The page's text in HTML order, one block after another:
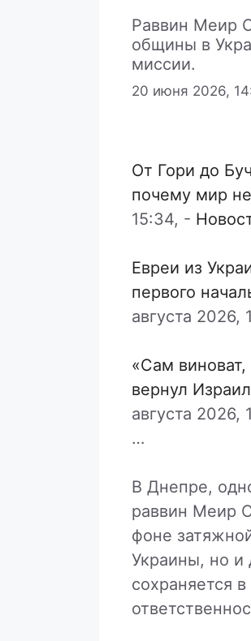
Раввин Меир
общины в
миссии.
20 июня 2026,
От Гори до
почему мир
15:34, -
Евреи из
первого
августа 2026,
«Сам
вернул
августа 2026,
…
В Днепре,
раввин Меир
фоне
Украины, но и
сохраняется